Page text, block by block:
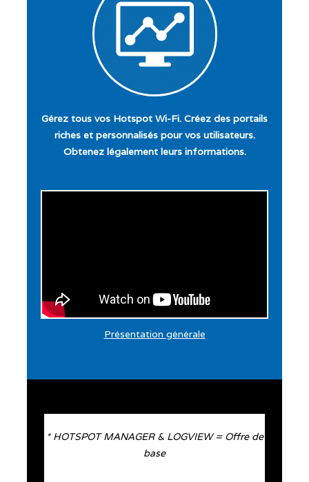
Gérez tous vos Hotspot Wi-Fi. Créez des portails
riches et personnalisés pour vos utilisateurs.
Obtenez légalement leurs informations.
Présentation générale
* HOTSPOT MANAGER & LOGVIEW = Offre de
base